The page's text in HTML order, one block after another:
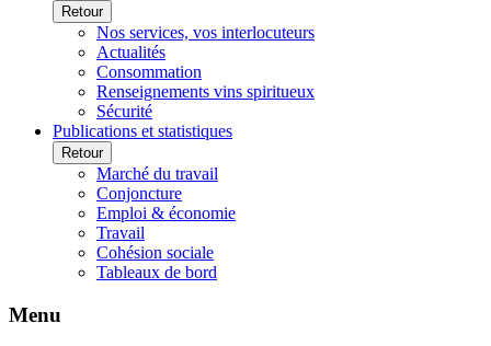
Retour
Nos services, vos interlocuteurs
Actualités
Consommation
Renseignements vins spiritueux
Sécurité
Publications et statistiques
Retour
Marché du travail
Conjoncture
Emploi & économie
Travail
Cohésion sociale
Tableaux de bord
Menu